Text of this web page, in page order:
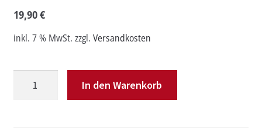
19,90€
inkl. 7 % MwSt. zzgl. Versandkosten
In den Warenkorb